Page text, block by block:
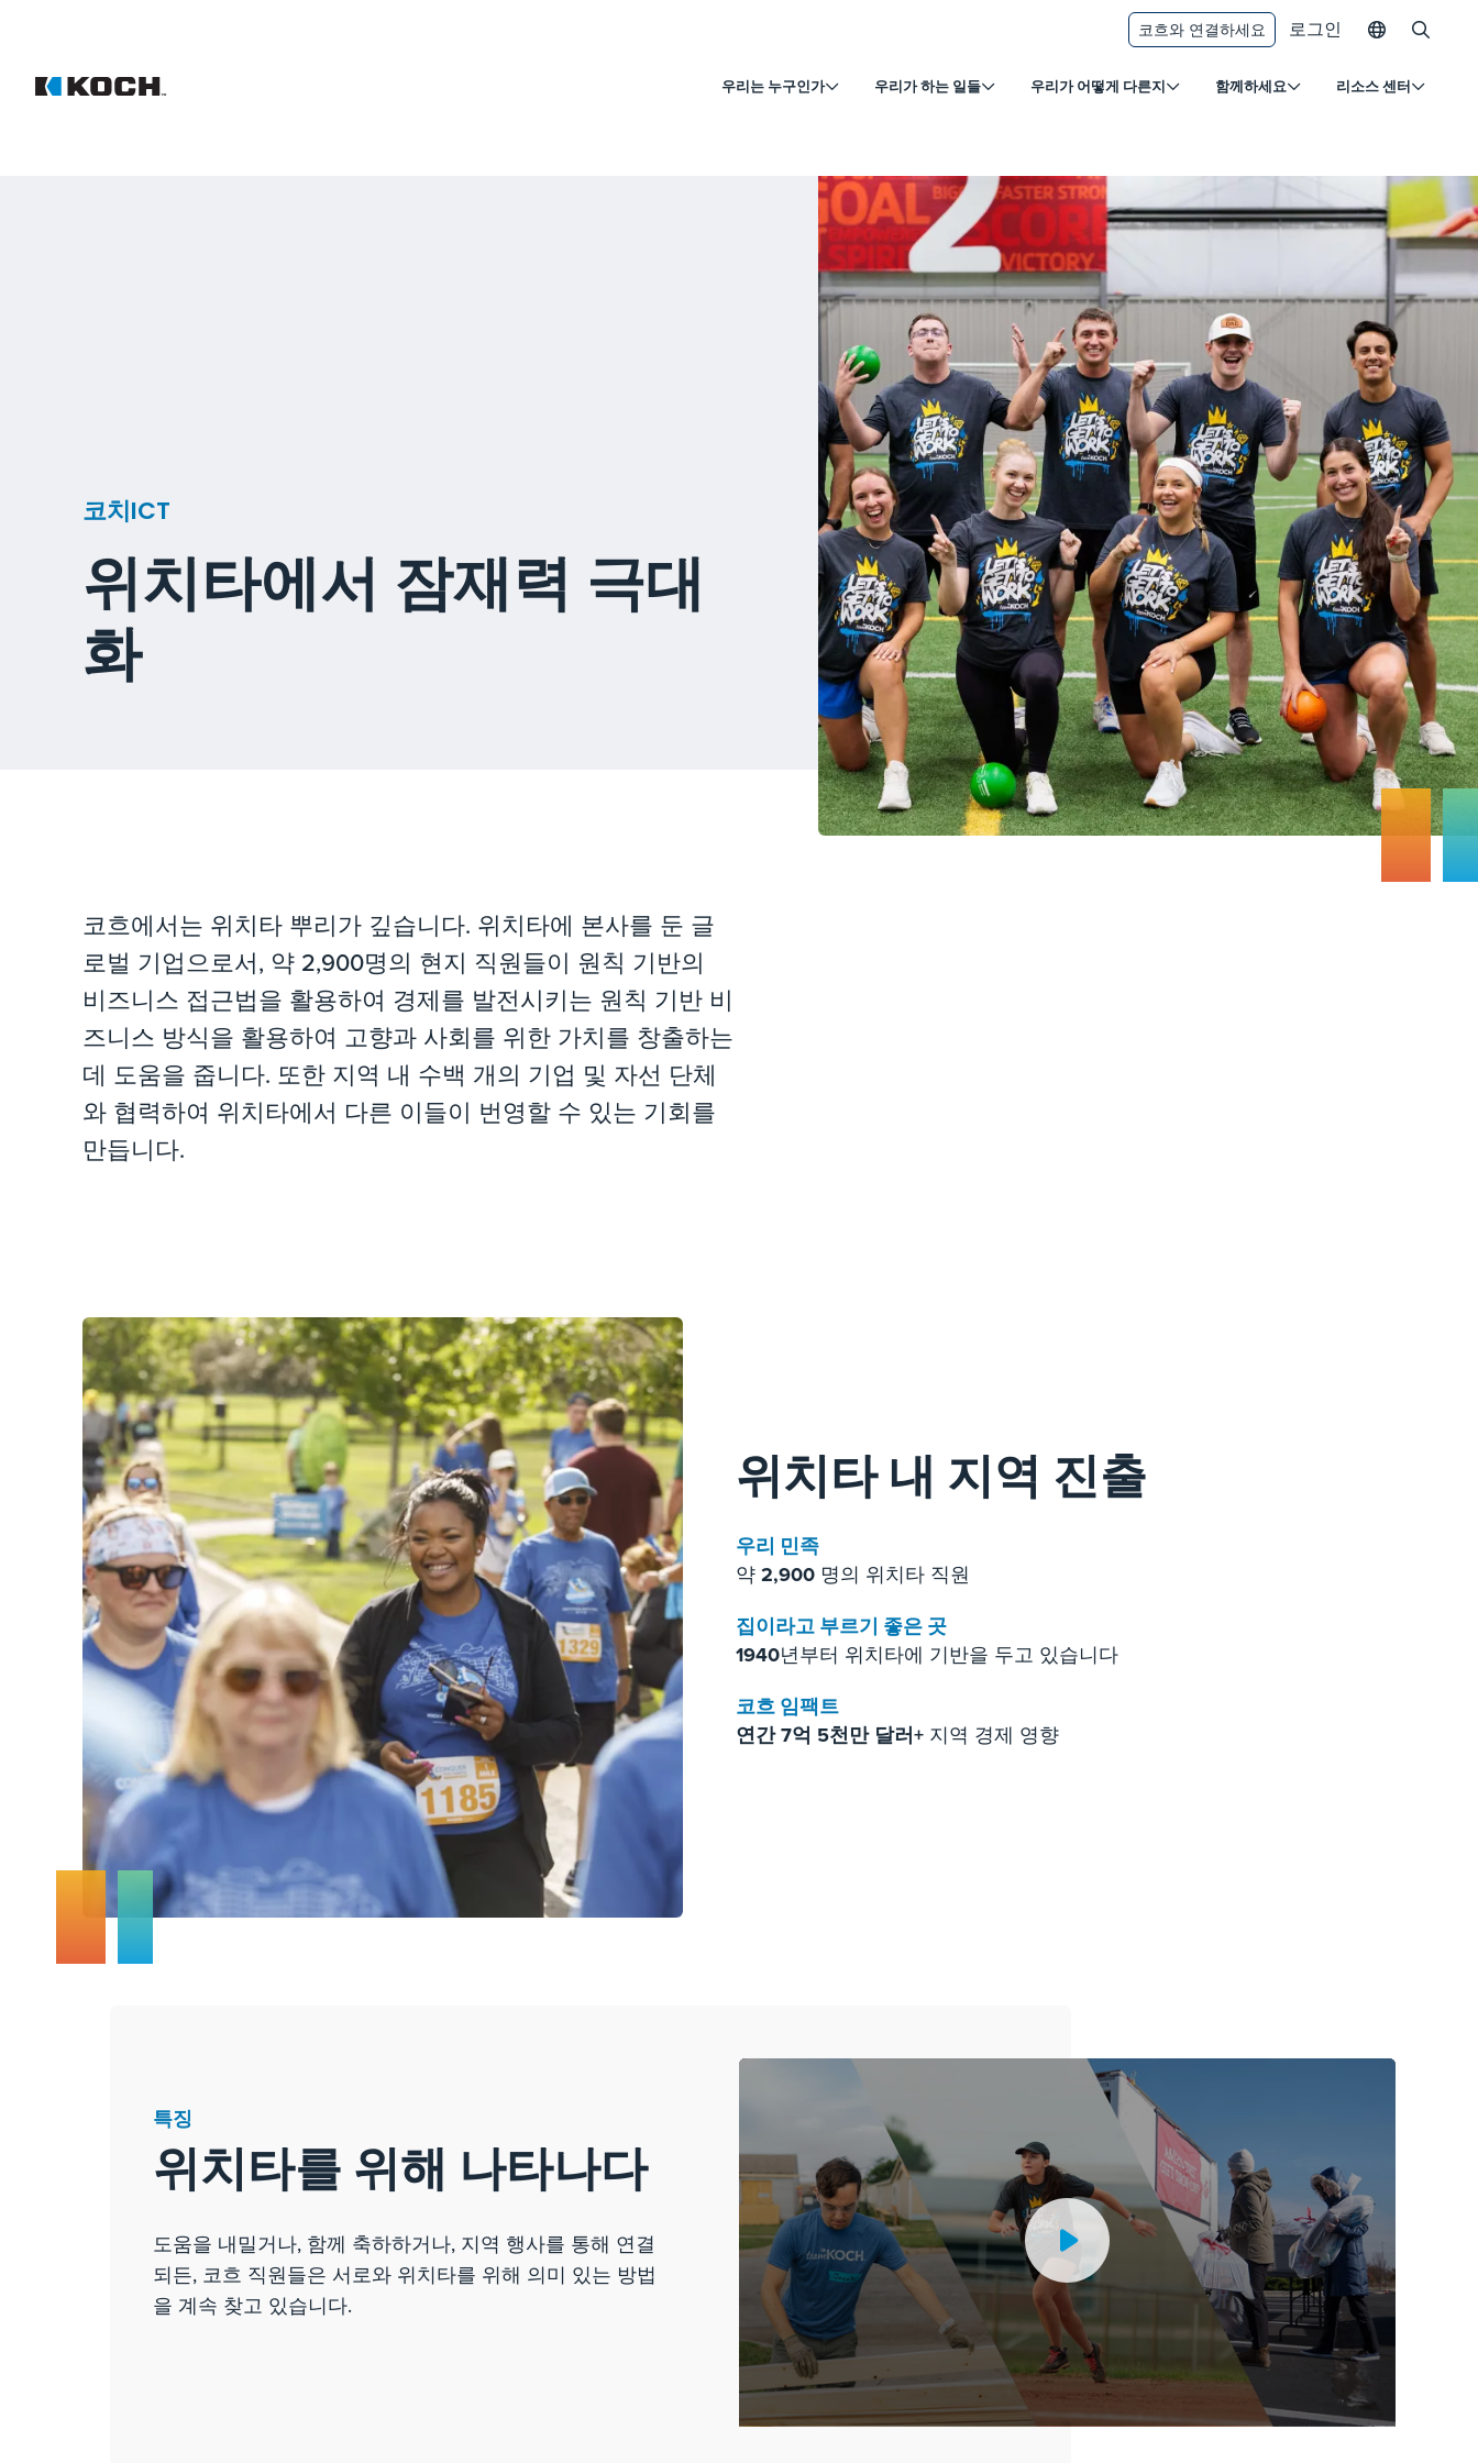
우리는 누구인가 우리가 하는 일들 우리가 어떻게 다른지 함께하세요 리소스 센터
코흐와 연결하세요 로그인
코치ICT
위치타에서 잠재력 극대
화
코흐에서는 위치타 뿌리가 깊습니다. 위치타에 본사를 둔 글
로벌 기업으로서, 약 2,900명의 현지 직원들이 원칙 기반의
비즈니스 접근법을 활용하여 경제를 발전시키는 원칙 기반 비
즈니스 방식을 활용하여 고향과 사회를 위한 가치를 창출하는
데 도움을 줍니다. 또한 지역 내 수백 개의 기업 및 자선 단체
와 협력하여 위치타에서 다른 이들이 번영할 수 있는 기회를
만듭니다.
위치타 내 지역 진출
우리 민족
약 2,900 명의 위치타 직원
집이라고 부르기 좋은 곳
1940년부터 위치타에 기반을 두고 있습니다
코흐 임팩트
연간 7억 5천만 달러+ 지역 경제 영향
특징
위치타를 위해 나타나다
도움을 내밀거나, 함께 축하하거나, 지역 행사를 통해 연결
되든, 코흐 직원들은 서로와 위치타를 위해 의미 있는 방법
을 계속 찾고 있습니다.